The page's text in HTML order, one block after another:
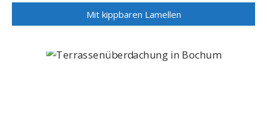
Mit kippbaren Lamellen